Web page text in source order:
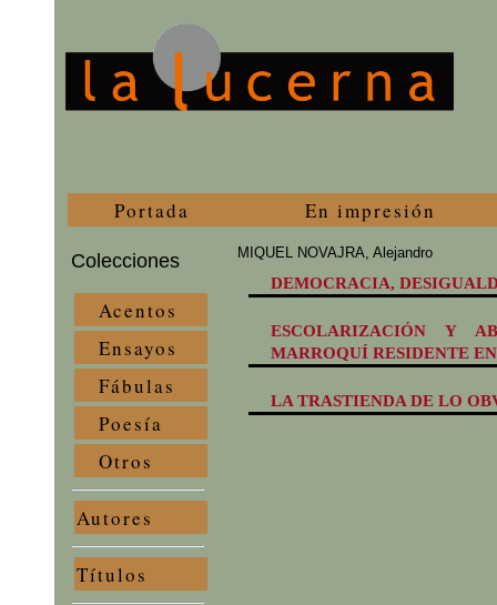
Portada En impresión
Colecciones
Acentos
Ensayos
Fábulas
Poesía
Otros
Autores
Títulos
MIQUEL NOVAJRA, Alejandro
DEMOCRACIA,
ESCOLARIZACIÓN Y
MARROQUÍ RESIDENTE
LA TRASTIENDA DE LO